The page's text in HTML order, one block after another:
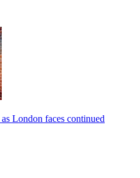
London faces continued